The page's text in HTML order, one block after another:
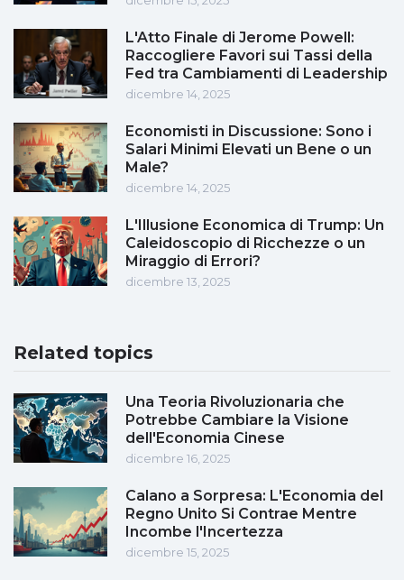
L'Atto Finale di Jerome Powell:
Raccogliere Favori sui Tassi della
Fed tra Cambiamenti di Leadership
dicembre 14, 2025
Economisti in Discussione: Sono i
Salari Minimi Elevati un Bene o un
Male?
dicembre 14, 2025
L'Illusione Economica di Trump: Un
Caleidoscopio di Ricchezze o un
Miraggio di Errori?
dicembre 13, 2025
Related topics
Una Teoria Rivoluzionaria che
Potrebbe Cambiare la Visione
dell'Economia Cinese
dicembre 16, 2025
Calano a Sorpresa: L'Economia del
Regno Unito Si Contrae Mentre
Incombe l'Incertezza
dicembre 15, 2025